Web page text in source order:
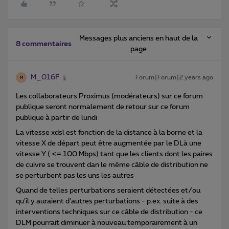
8 commentaires
Messages plus anciens en haut de la
page
M M_016F Forum|Forum|2 years ago
Les collaborateurs Proximus (modérateurs) sur ce forum
publique seront normalement de retour sur ce forum
publique à partir de lundi
La vitesse xdsl est fonction de la distance à la borne et la
vitesse X de départ peut être augmentée par le DLà une
vitesse Y ( <= 100 Mbps) tant que les clients dont les paires
de cuivre se trouvent dan le même câble de distribution ne
se perturbent pas les uns les autres
Quand de telles perturbations seraient détectées et/ou
qu’il y auraient d’autres perturbations - p.ex. suite à des
interventions techniques sur ce câble de distribution - ce
DLM pourrait diminuer à nouveau temporairement à un